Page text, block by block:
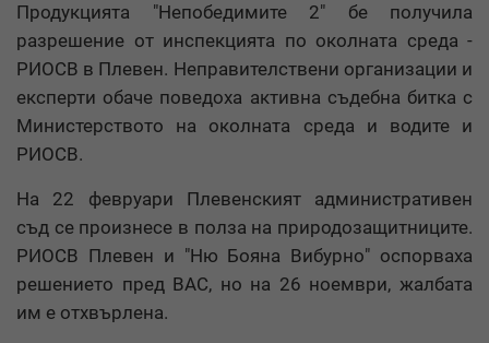
Продукцията "Непобедимите 2" бе получила
разрешение от инспекцията по околната среда -
РИОСВ в Плевен. Неправителствени организации и
експерти обаче поведоха активна съдебна битка с
Министерството на околната среда и водите и
РИОСВ.
На 22 февруари Плевенският административен
съд се произнесе в полза на природозащитниците.
РИОСВ Плевен и "Ню Бояна Вибурно" оспорваха
решението пред ВАС, но на 26 ноември, жалбата
им е отхвърлена.